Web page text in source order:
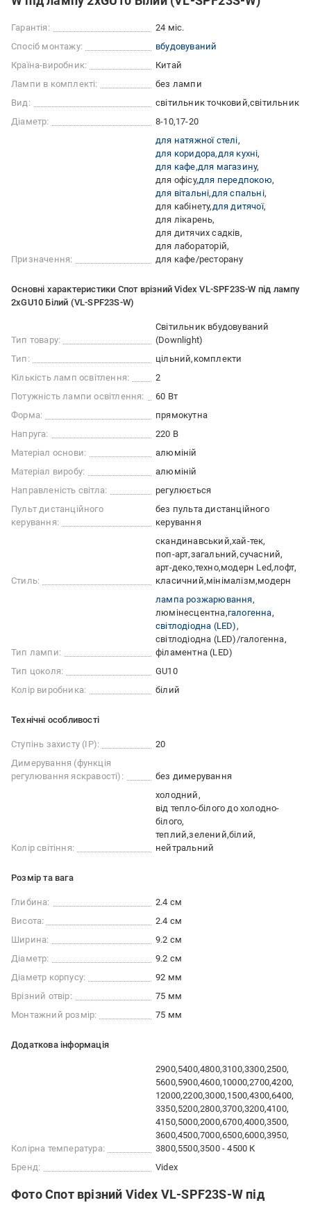
Гарантія:
24 міс.
Спосіб монтажу:
вбудовуваний
Країна-виробник:
Китай
Лампи в комплекті:
без лампи
Вид:
світильник точковий світильник
Діаметр:
8-10 17-20
Призначення:
для натяжної стелі
для коридора для кухні
для кафе для магазину
для офісу для передпокою
для вітальні для спальні
для кабінету для дитячої
для лікарень
для дитячих садків
для лабораторій
для кафе/ресторану
Основні характеристики Спот врізний Videx VL-SPF23S-W під лампу
2xGU10 Білий (VL-SPF23S-W)
Тип товару:
Світильник вбудовуваний
(Downlight)
Тип:
цільний комплекти
Кількість ламп освітлення:
2
Потужність лампи освітлення:
60 Вт
Форма:
прямокутна
Напруга:
220 В
Матеріал основи:
алюміній
Матеріал виробу:
алюміній
Направленість світла:
регулюється
Пульт дистанційного
керування:
без пульта дистанційного
керування
Стиль:
скандинавський хай-тек
поп-арт загальний сучасний
арт-деко техно модерн Led лофт
класичний мінімалізм модерн
Тип лампи:
лампа розжарювання
люмінесцентна галогенна
світлодіодна (LED)
світлодіодна (LED)/галогенна
філаментна (LED)
Тип цоколя:
GU10
Колір виробника:
білий
Технічні особливості
Ступінь захисту (IP):
20
Димерування (функція
регулювання яскравості):
без димерування
Колір світіння:
холодний
від тепло-білого до холодно-
білого
теплий зелений білий
нейтральний
Розмір та вага
Глибина:
2.4 см
Висота:
2.4 см
Ширина:
9.2 см
Діаметр:
9.2 см
Діаметр корпусу:
92 мм
Врізний отвір:
75 мм
Монтажний розмір:
75 мм
Додаткова інформація
Колірна температура:
2900 5400 4800 3100 3300 2500
5600 5900 4600 10000 2700 4200
12000 2200 3000 1500 4300 6400
3350 5200 2800 3700 3200 4100
4150 5000 2000 6700 4000 3500
3600 4500 7000 6500 6000 3950
3800 5500 3500 - 4500 К
Бренд:
Videx
Фото Спот врізний Videx VL-SPF23S-W під